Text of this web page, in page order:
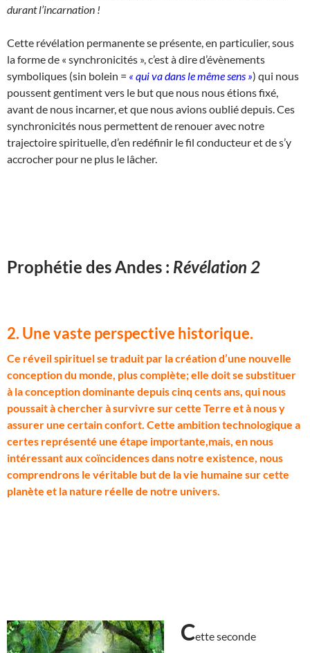
durant l’incarnation !
Cette révélation permanente se présente, en particulier, sous
la forme de « synchronicités », c’est à dire d’évènements
symboliques (sin bolein = « qui va dans le même sens ») qui nous
poussent gentiment vers le but que nous nous étions fixé,
avant de nous incarner, et que nous avions oublié depuis. Ces
synchronicités nous permettent de renouer avec notre
trajectoire spirituelle, d’en redéfinir le fil conducteur et de s’y
accrocher pour ne plus le lâcher.
Prophétie des Andes : Révélation 2
2. Une vaste perspective historique.
Ce réveil spirituel se traduit par la création d’une nouvelle
conception du monde, plus complète; elle doit se substituer
à la conception dominante depuis cinq cents ans, qui nous
poussait à chercher à survivre sur cette Terre et à nous y
assurer une certain confort. Cette ambition technologique a
certes représenté une étape importante,mais, en nous
intéressant aux coïncidences dans notre existence, nous
comprendrons le véritable but de la vie humaine sur cette
planète et la nature réelle de notre univers.
Cette seconde